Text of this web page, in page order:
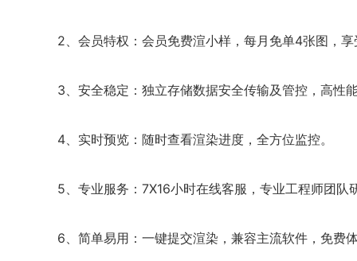
2、会员特权：会员免费渲小样，每月免单4张图，
3、安全稳定：独立存储数据安全传输及管控，高性
4、实时预览：随时查看渲染进度，全方位监控。
5、专业服务：7X16小时在线客服，专业工程师团队
6、简单易用：一键提交渲染，兼容主流软件，免费